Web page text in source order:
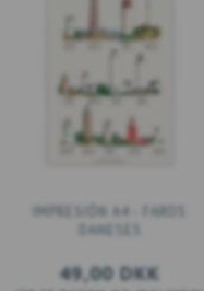
IMPRESIÓN A4 - FAROS
DANESES
49,00 DKK